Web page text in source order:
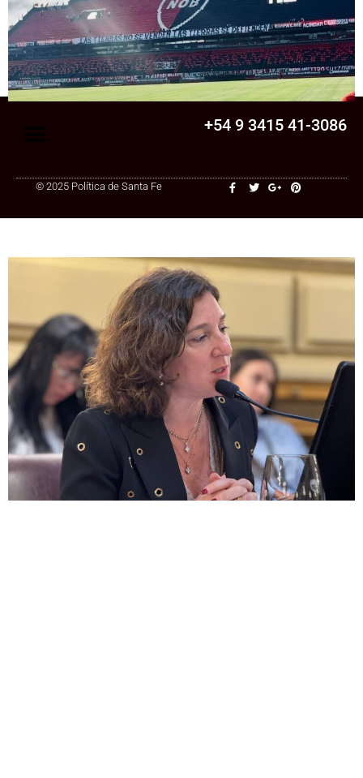
Senado
La Legislatura aprobó una ley clave para
una cooperativa de Santa Fe: ¿qué
cambia?
+54 9 3415 41-3086
© 2025 Política de Santa Fe